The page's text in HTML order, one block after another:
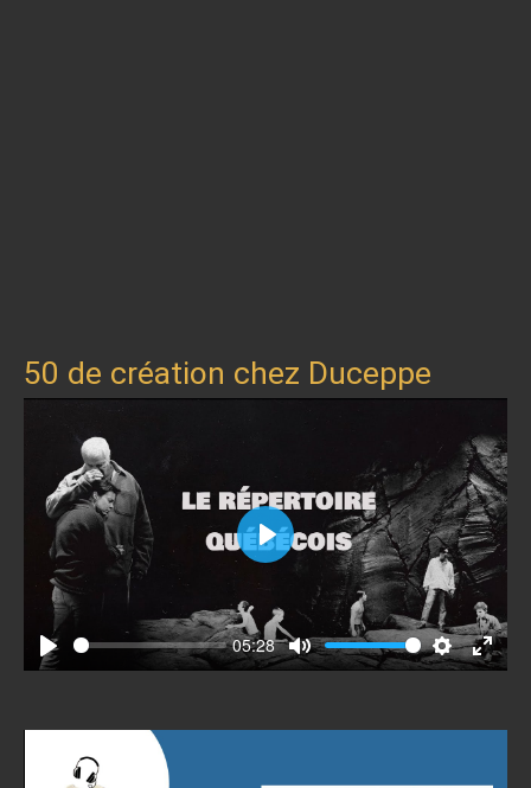
50 de création chez Duceppe
Play
05:28
Mute SettingsEnter
Play